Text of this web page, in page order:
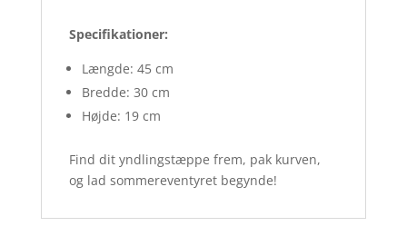
Specifikationer:
Længde: 45 cm
Bredde: 30 cm
Højde: 19 cm
Find dit yndlingstæppe frem, pak kurven,
og lad sommereventyret begynde!